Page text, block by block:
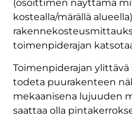
(osoittimen näyttämä
kostealla/märällä
toimenpiderajan
Toimenpiderajan ylittävä
todeta puurakenteen
mekaanisena lujuuden
saattaa olla